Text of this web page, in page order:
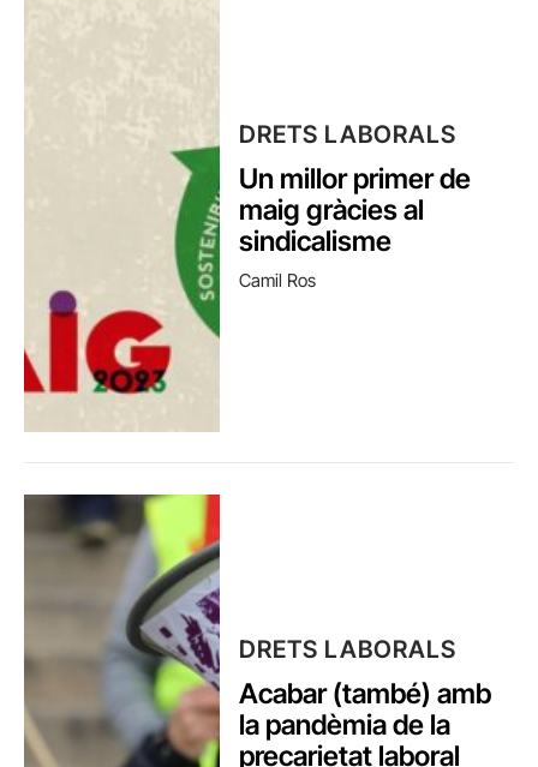
DRETS LABORALS
Un millor primer de
maig gràcies al
sindicalisme
Camil Ros
DRETS LABORALS
Acabar (també) amb
la pandèmia de la
precarietat laboral